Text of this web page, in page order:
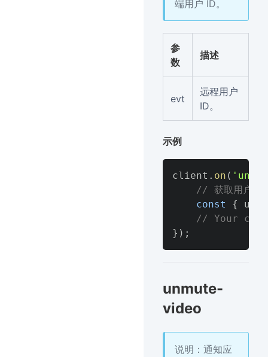
端用户 ID。
参
数
描述
evt
远程用户
ID。
示例
client . on (
// 获取用户id
const
{
uid
// Your
} ) ;
unmute-
video
说明：通知应